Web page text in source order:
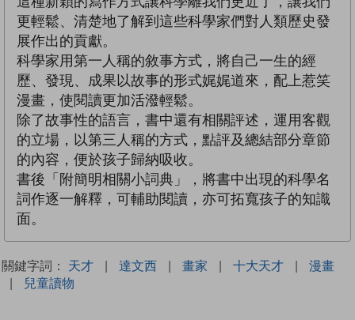
更輕鬆、清楚地了解到這些科學家們對人類歷史發
展作出的貢獻。
科學家用第一人稱的敘事方式，將自己一生的經
歷、發現、成果以故事的形式娓娓道來，配上惹笑
漫畫，使閱讀更加活潑輕鬆。
除了故事性的語言，書中還有相關評述，運用客觀
的立場，以第三人稱的方式，點評及總結部分章節
的內容，便於孩子歸納吸收。
書後「附簡明相關小詞典」，將書中出現的科學名
詞作逐一解釋，可輔助閱讀，亦可拓寬孩子的知識
面。
關鍵字詞： 天才 | 達文西 | 畫家 | 十大天才 |
漫畫
|
兒童讀物